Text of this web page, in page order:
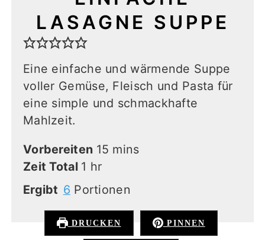
LASAGNE SUPPE
Eine einfache und wärmende Suppe
voller Gemüse, Fleisch und Pasta für
eine simple und schmackhafte
Mahlzeit.
Vorbereiten 15 minutes
mins
Zeit Total 1 hour
hr
Ergibt 6 Portionen
DRUCKEN PINNEN